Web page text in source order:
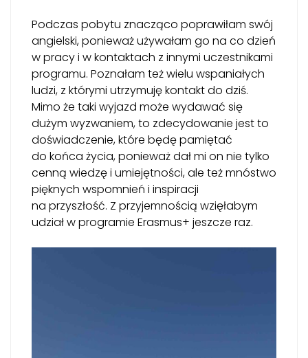
Podczas pobytu znacząco poprawiłam swój
angielski, ponieważ używałam go na co dzień
w pracy i w kontaktach z innymi uczestnikami
programu. Poznałam też wielu wspaniałych
ludzi, z którymi utrzymuję kontakt do dziś.
Mimo że taki wyjazd może wydawać się
dużym wyzwaniem, to zdecydowanie jest to
doświadczenie, które będę pamiętać
do końca życia, ponieważ dał mi on nie tylko
cenną wiedzę i umiejętności, ale też mnóstwo
pięknych wspomnień i inspiracji
na przyszłość. Z przyjemnością wzięłabym
udział w programie Erasmus+ jeszcze raz.